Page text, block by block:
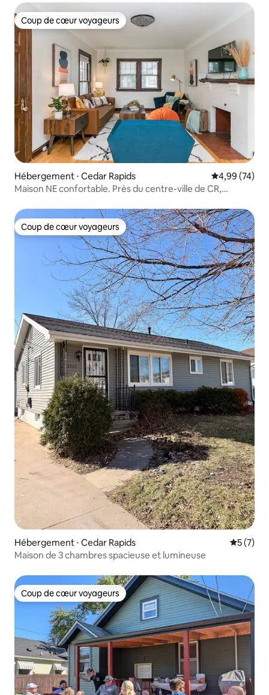
Coup de cœur voyageurs
Coup de cœur voyageurs
Hébergement ⋅ Cedar Rapids Évaluation
4,99 (74)
Maison NE confortable. Près du centre-ville de CR,
Coup de cœur voyageurs
Coup de cœur voyageurs
Hébergement ⋅ Cedar Rapids
5 (7)
Maison de 3 chambres spacieuse et lumineuse
Coup de cœur voyageurs
Coup de cœur voyageurs